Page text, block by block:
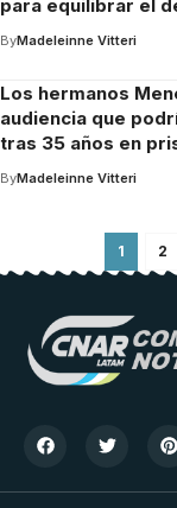
para equilibrar el
ByMadeleinne Vitteri
Los hermanos
audiencia que
tras 35 años en
ByMadeleinne Vitteri
1 2